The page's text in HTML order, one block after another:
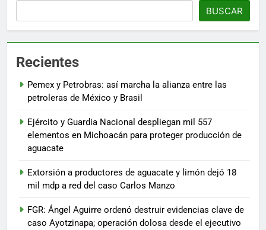
BUSCAR
Recientes
Pemex y Petrobras: así marcha la alianza entre las
petroleras de México y Brasil
Ejército y Guardia Nacional despliegan mil 557
elementos en Michoacán para proteger producción de
aguacate
Extorsión a productores de aguacate y limón dejó 18
mil mdp a red del caso Carlos Manzo
FGR: Ángel Aguirre ordenó destruir evidencias clave de
caso Ayotzinapa; operación dolosa desde el ejecutivo